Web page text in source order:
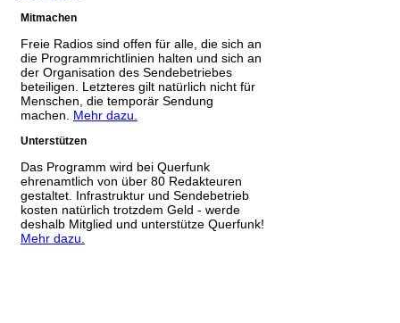
Mitmachen
Freie Radios sind offen für alle, die sich an
die Programmrichtlinien halten und sich an
der Organisation des Sendebetriebes
beteiligen. Letzteres gilt natürlich nicht für
Menschen, die temporär Sendung
machen. Mehr dazu.
Unterstützen
Das Programm wird bei Querfunk
ehrenamtlich von über 80 Redakteuren
gestaltet. Infrastruktur und Sendebetrieb
kosten natürlich trotzdem Geld - werde
deshalb Mitglied und unterstütze Querfunk!
Mehr dazu.